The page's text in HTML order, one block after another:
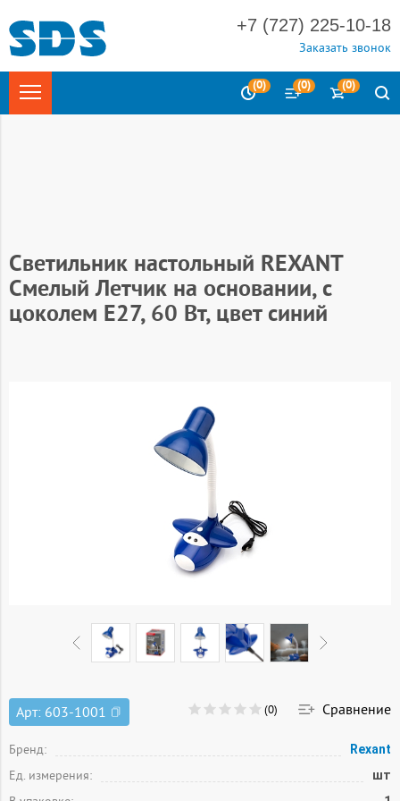
+7 (727) 225-10-18
Заказать звонок
(0) (0) (0)
Светильник настольный REXANT
Смелый Летчик на основании, с
цоколем Е27, 60 Вт, цвет синий
Арт: 603-1001 (0) Сравнение
Бренд: Rexant
Ед. измерения: шт